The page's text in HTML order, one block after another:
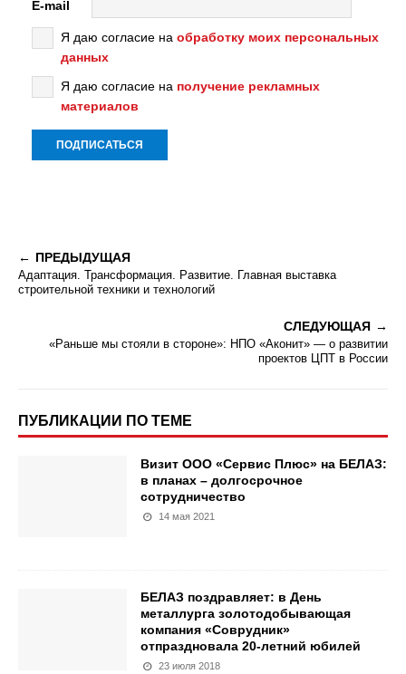
E-mail
Я даю согласие на обработку моих персональных
данных
Я даю согласие на получение рекламных
материалов
ПРЕДЫДУЩАЯ
Адаптация. Трансформация. Развитие. Главная выставка
строительной техники и технологий
СЛЕДУЮЩАЯ
«Раньше мы стояли в стороне»: НПО «Аконит» — о развитии
проектов ЦПТ в России
ПУБЛИКАЦИИ ПО ТЕМЕ
Визит ООО «Сервис Плюс» на БЕЛАЗ:
в планах – долгосрочное
сотрудничество
14 мая 2021
БЕЛАЗ поздравляет: в День
металлурга золотодобывающая
компания «Соврудник»
отпраздновала 20-летний юбилей
23 июля 2018